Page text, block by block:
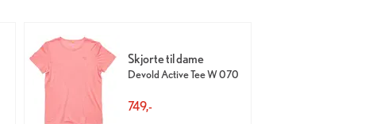
Skjorte til dame
Devold Active Tee W 070
749,-